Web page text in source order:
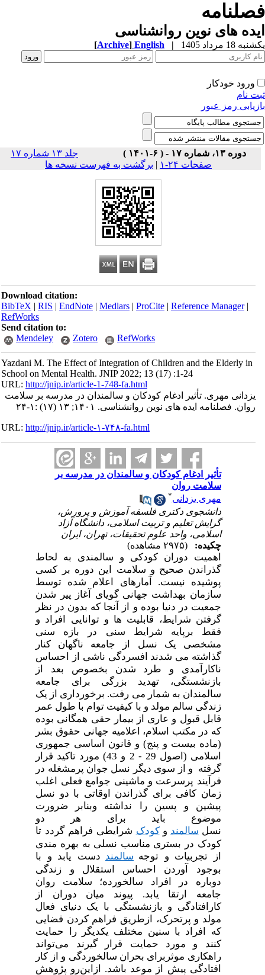
های نوین روانشناسی
18 مرداد 1405 |
English
[Archive]
ورود خودکار
نام
رمز عبور
دوره ۱۳، شماره ۱۷ - ( ۶-۱۴۰۱ )
جلد ۱۳ شماره ۱۷
صفحات ۲۴-۱
| برگشت به فهرست نسخه ها
Download citation:
BibTeX|RIS|EndNote|Medlars|ProCite|Reference Manager
RefWorks
Send citation to:
Mendeley
Zotero RefWorks
Yazdani M. The Effect of Integration of Children and the Elderly in
School on Mental Health. JNIP 2022; 13 (17) :1-24
URL:http://jnip.ir/article-1-748-fa.html
یزدانی مهری. تأثیر ادغام کودکان و سالمندان در مدرسه بر سلامت
روان. فصلنامه ایده های نوین روانشناسی. ۱۴۰۱; ۱۳ (۱۷) :۱-۲۴
URL:http://jnip.ir/article-۱-۷۴۸-fa.html
تأثیر ادغام کودکان و سالمندان در مدرسه بر
سلامت روان
مهری یزدانی
دانشجوی دکتری فلسفه آموزش و پرورش،
گرایش تعلیم و تربیت اسلامی، دانشگاه آزاد
اسلامی، واحد علوم تحقیقات، تهران، ایران
چکیده:
اهمیت دوران کودکی و سالمندی به لحاط
گذراندن صحیح و سلامت این دوره بر کسی
پوشیده نیست. آمارهای اعلام شده توسط
سازمان بهداشت جهانی گویای آغاز پیر شدن
جمعیت در دنیا بوده و از آنجا که بدون در نظر
گرفتن شرایط، قابلیت ها و توانایی افراد و
فقط برپایه شرایط سنی در بازه سنی
مشخصی یک نسل از جامعه ناگهان کنار
گذاشته می شدند افسردگی ناشی از احساس
ناکارآمدی و طرد شدن بخصوص بعد از
بازنشستگی، تهدید بزرگی برای جامعه
سالمندان به شمار می رفت. برخورداری از یک
زندگی سالم مولد و با کیفیت توام با طول عمر
قابل قبول و عاری از بیمار حقی همگانی بوده
که در مکتب اسلام، اعلامیه جهانی حقوق بشر
(ماده بیست و پنج) و قانون اساسی جمهوری
اسلامی (اصول 29 - 2 و 43) مورد تاکید قرار
گرفته و از سوی دیگر نسل جوان پرمشغله در
فرآیند پرسرعت و ماشینی جوامع فعلی اغلب
زمان کافی برای گذراندن اوقاتی با دو نسل
پیشین و پسین را نداشته وبنابر ضرورت
موضوع باید برای هر دو
نسل سالمند و کودک شرایطی فراهم گردد تا
کودک در بستری مناسب نسلی به بهره مندی
از تجربیات و توجه سالمند دست یابد و با
بوجود آوردن احساس استقلال و زندگی
دوباره در افراد سالخورده؛ سلامت روان
جامعه ارتقا یابد. پیوند میان دوران از
کارافتادگی و بازنشستگی با یک دنیای فعال
مولد و پرتحرک، ازطریق فراهم کردن فضایی
که افراد با سنین مختلف یکدیگر را حمایت
کنند و مورد حمایت قرار گیرند می‌تواند
راهکاری موثربرای بحران سالخوردگی و از کار
افتادگی پیش از موعد باشد. ازاین‌رو پژوهش